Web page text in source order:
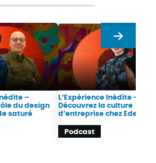
–
du design
saturé
L’Expérience Inédite –
Découvrez la culture
d’entreprise chez Edenred
Podcast
Suivant